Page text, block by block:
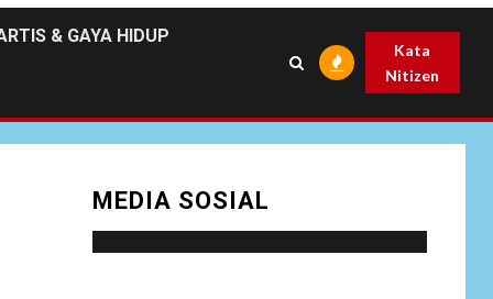
& GAYA HIDUP
Kata
Nitizen
MEDIA SOSIAL
UUD 1945 dan
Program Strategis
Prabowo
Hukum, Ungkap